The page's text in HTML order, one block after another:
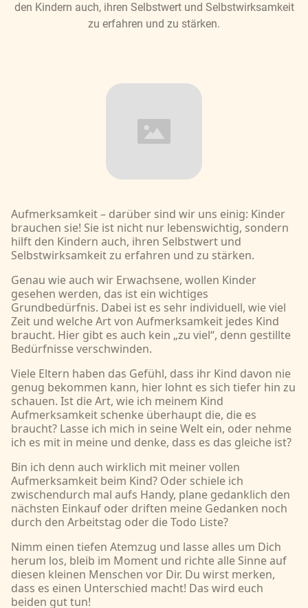
den Kindern auch, ihren Selbstwert und Selbstwirksamkeit
zu erfahren und zu stärken.
Aufmerksamkeit – darüber sind wir uns einig: Kinder
brauchen sie! Sie ist nicht nur lebenswichtig, sondern
hilft den Kindern auch, ihren Selbstwert und
Selbstwirksamkeit zu erfahren und zu stärken.
Genau wie auch wir Erwachsene, wollen Kinder
gesehen werden, das ist ein wichtiges
Grundbedürfnis. Dabei ist es sehr individuell, wie viel
Zeit und welche Art von Aufmerksamkeit jedes Kind
braucht. Hier gibt es auch kein „zu viel“, denn gestillte
Bedürfnisse verschwinden.
Viele Eltern haben das Gefühl, dass ihr Kind davon nie
genug bekommen kann, hier lohnt es sich tiefer hin zu
schauen. Ist die Art, wie ich meinem Kind
Aufmerksamkeit schenke überhaupt die, die es
braucht? Lasse ich mich in seine Welt ein, oder nehme
ich es mit in meine und denke, dass es das gleiche ist?
Bin ich denn auch wirklich mit meiner vollen
Aufmerksamkeit beim Kind? Oder schiele ich
zwischendurch mal aufs Handy, plane gedanklich den
nächsten Einkauf oder driften meine Gedanken noch
durch den Arbeitstag oder die Todo Liste?
Nimm einen tiefen Atemzug und lasse alles um Dich
herum los, bleib im Moment und richte alle Sinne auf
diesen kleinen Menschen vor Dir. Du wirst merken,
dass es einen Unterschied macht! Das wird euch
beiden gut tun!